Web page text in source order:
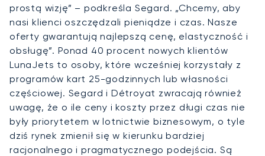
prostą wizję” – podkreśla Segard. „Chcemy, aby
nasi klienci oszczędzali pieniądze i czas. Nasze
oferty gwarantują najlepszą cenę, elastyczność i
obsługę”. Ponad 40 procent nowych klientów
LunaJets to osoby, które wcześniej korzystały z
programów kart 25-godzinnych lub własności
częściowej. Segard i Détroyat zwracają również
uwagę, że o ile ceny i koszty przez długi czas nie
były priorytetem w lotnictwie biznesowym, o tyle
dziś rynek zmienił się w kierunku bardziej
racjonalnego i pragmatycznego podejścia. Są